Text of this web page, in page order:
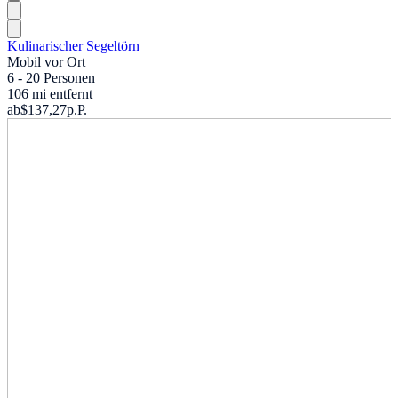
Kulinarischer Segeltörn
Mobil vor Ort
6 - 20 Personen
106 mi entfernt
ab$137,27p.P.